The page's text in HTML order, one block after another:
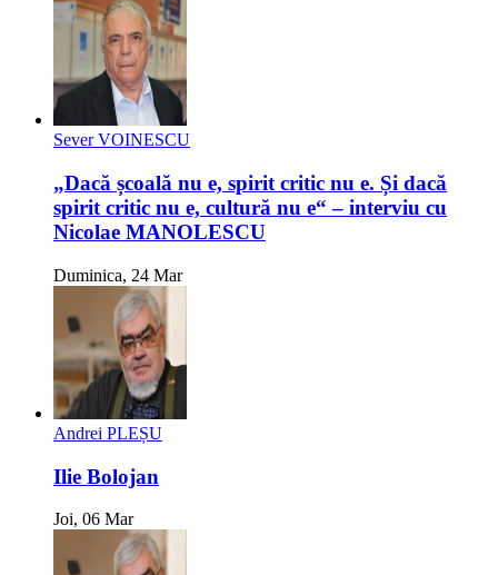
Sever VOINESCU
„Dacă școală nu e, spirit critic nu e. Și dacă
spirit critic nu e, cultură nu e“ – interviu cu
Nicolae MANOLESCU
Duminica, 24 Mar
Andrei PLEȘU
Ilie Bolojan
Joi, 06 Mar